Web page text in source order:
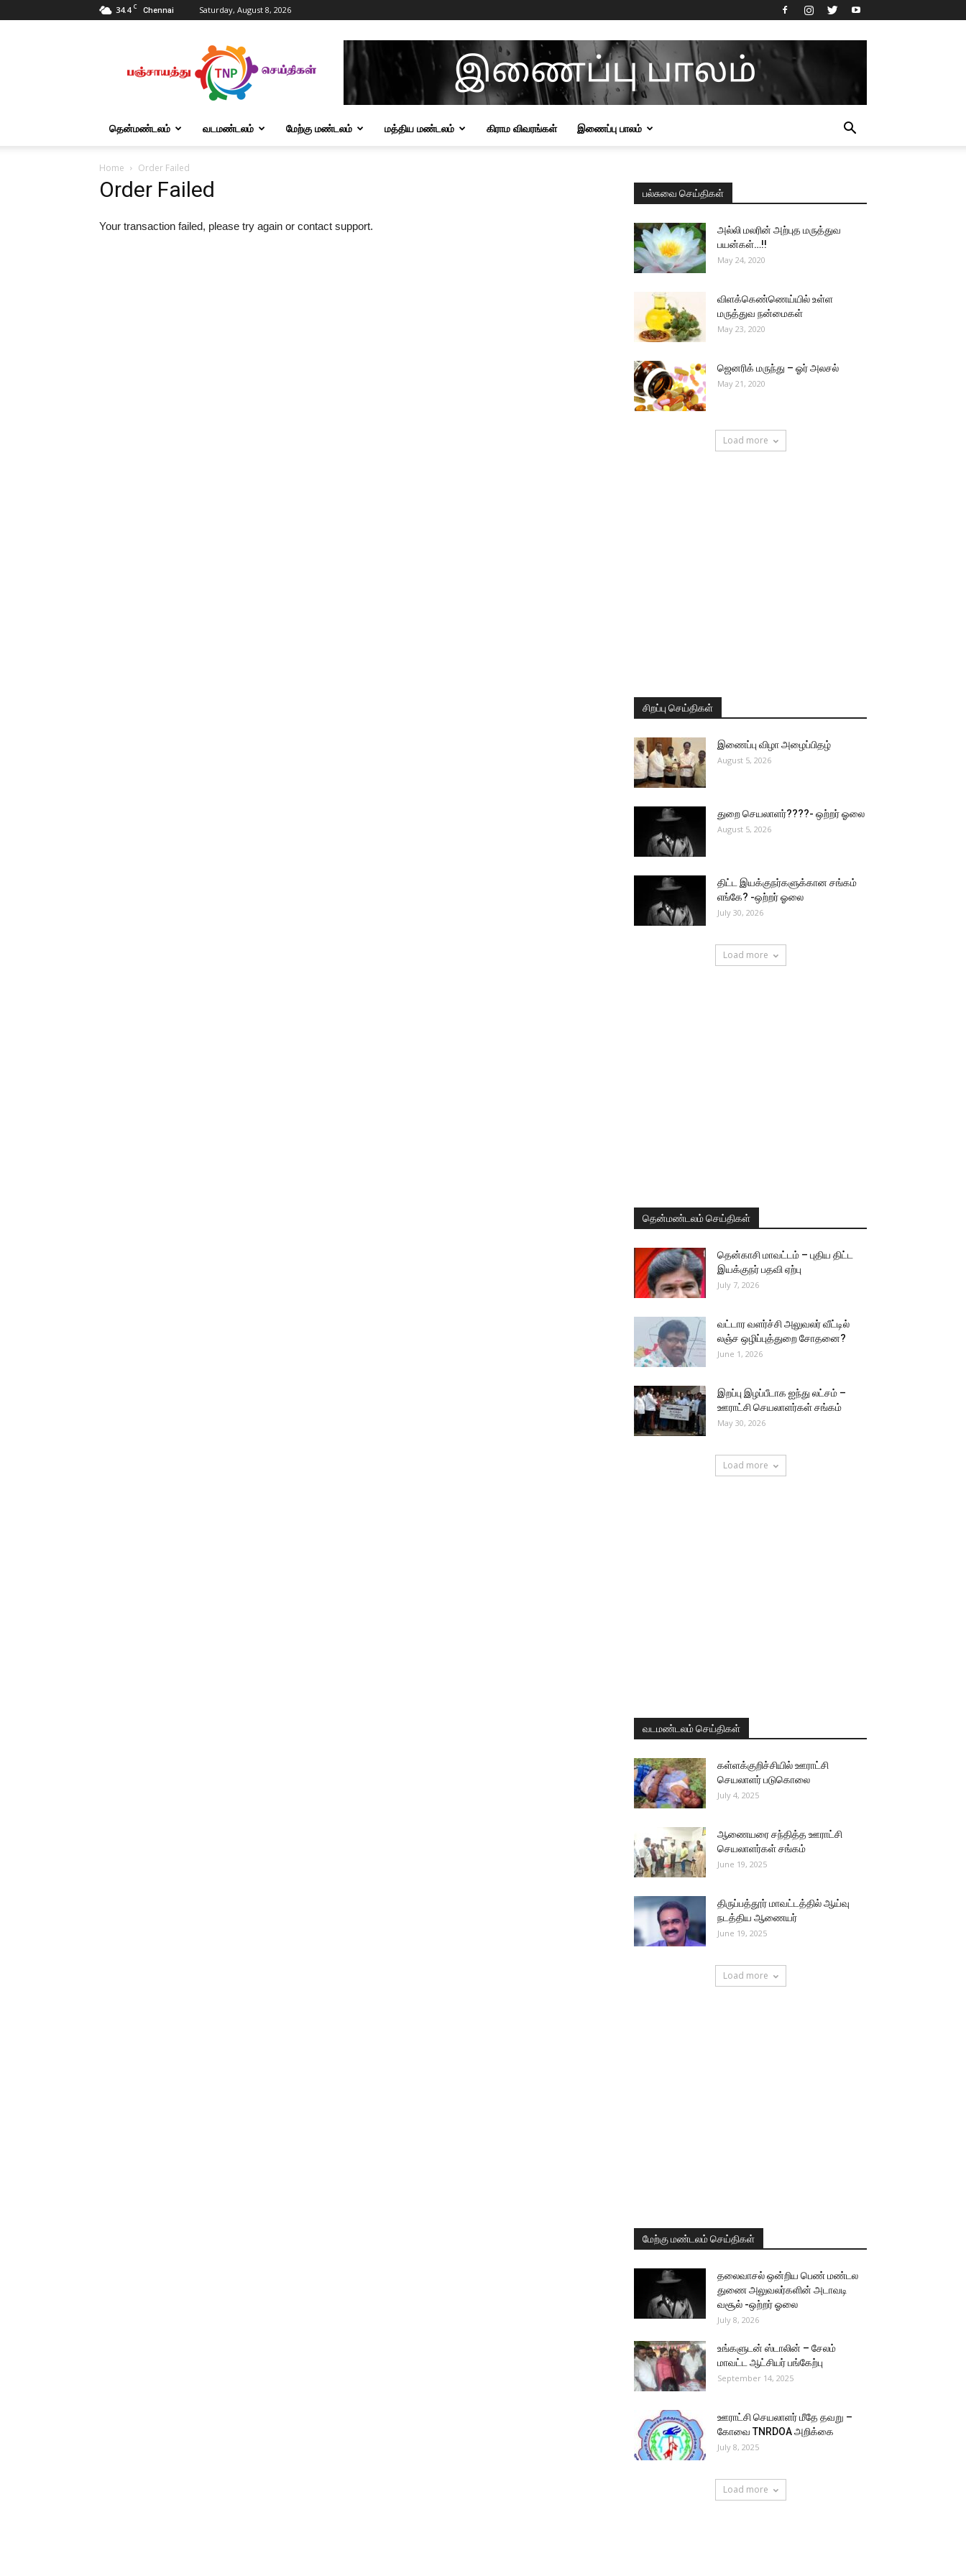
34.4 C Chennai Saturday, August 8, 2026
Tnpanchayat
தென்மண்டலம் வடமண்டலம் மேற்கு மண்டலம் மத்திய மண்டலம் கிராம விவரங்கள் இணைப்பு பாலம்
Home Order Failed
Order Failed
Your transaction failed, please try again or contact support.
பல்சுவை செய்திகள்
அல்லி மலரின் அற்புத மருத்துவ
பயன்கள்…!!
May 24, 2020
விளக்கெண்ணெய்யில் உள்ள
மருத்துவ நன்மைகள்
May 23, 2020
ஜெனரிக் மருந்து – ஓர் அலசல்
May 21, 2020
Load more
சிறப்பு செய்திகள்
இணைப்பு விழா அழைப்பிதழ்
August 5, 2026
துறை செயலாளர்????- ஒற்றர் ஓலை
August 5, 2026
திட்ட இயக்குநர்களுக்கான சங்கம்
எங்கே? -ஒற்றர் ஓலை
July 30, 2026
Load more
தென்மண்டலம் செய்திகள்
தென்காசி மாவட்டம் – புதிய திட்ட
இயக்குநர் பதவி ஏற்பு
July 7, 2026
வட்டார வளர்ச்சி அலுவலர் வீட்டில்
லஞ்ச ஒழிப்புத்துறை சோதனை?
June 1, 2026
இறப்பு இழப்பீடாக ஐந்து லட்சம் –
ஊராட்சி செயலாளர்கள் சங்கம்
May 30, 2026
Load more
வடமண்டலம் செய்திகள்
கள்ளக்குறிச்சியில் ஊராட்சி
செயலாளர் படுகொலை
July 4, 2025
ஆணையரை சந்தித்த ஊராட்சி
செயலாளர்கள் சங்கம்
June 19, 2025
திருப்பத்தூர் மாவட்டத்தில் ஆய்வு
நடத்திய ஆணையர்
June 19, 2025
Load more
மேற்கு மண்டலம் செய்திகள்
தலைவாசல் ஒன்றிய பெண் மண்டல
துணை அலுவலர்களின் அடாவடி
வசூல் -ஒற்றர் ஓலை
July 8, 2026
உங்களுடன் ஸ்டாலின் – சேலம்
மாவட்ட ஆட்சியர் பங்கேற்பு
September 14, 2025
ஊராட்சி செயலாளர் மீதே தவறு –
கோவை TNRDOA அறிக்கை
July 8, 2025
Load more